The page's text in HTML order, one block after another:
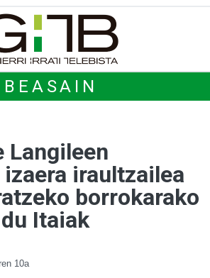
BEASAIN
Langileen
izaera iraultzailea
borrokarako
Itaiak
10a